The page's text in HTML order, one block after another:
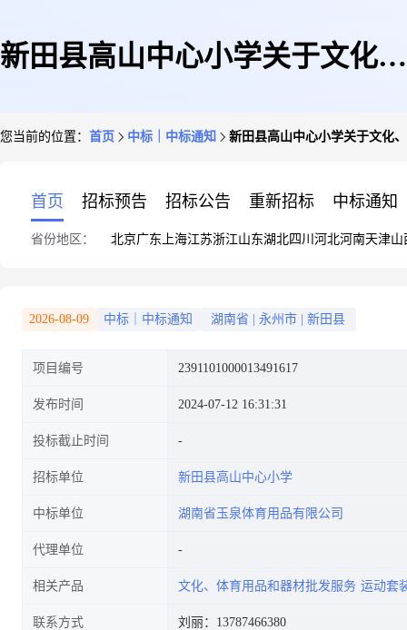
新田县高山中心小学关于文化、
您当前的位置： 首页 中标｜中标通知 新田县高山中心小学关于文化
首页 招标预告 招标公告 重新招标 中标通知
省份地区： 北京广东 上海江苏浙江山东湖北四川 河北河南天津山
2026-08-09 中标｜中标通知 湖南省 永州市 新田县
项目编号 2391101000013491617
发布时间 2024-07-12 16:31:31
投标截止时间
招标单位 新田县高山中心小学
中标单位 湖南省玉泉体育用品有限公司
代理单位
相关产品 文化、体育用品和器材批发服务 运动套
联系方式 刘丽：13787466380